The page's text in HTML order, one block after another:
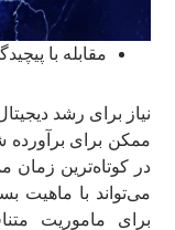
مقابله با
نیاز برای رشد
ممکن برای برآورده
در کوتاه‌ترین زمان
می‌تواند با ماهیت
برای ماموریت